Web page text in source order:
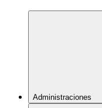
Administraciones